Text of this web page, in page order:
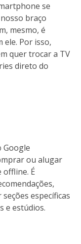
se
braço
mesmo, é
ele. Por isso,
quer trocar a TV
direto do
Google
ou alugar
offline. É
específicas
e estúdios.